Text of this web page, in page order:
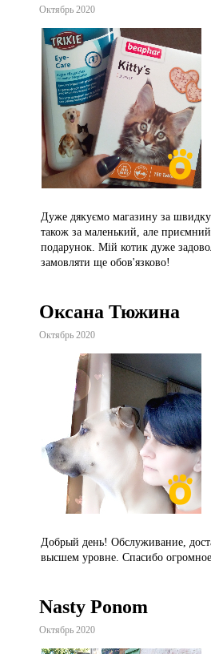
Октябрь 2020
Дуже дякуємо магазину за швидку
також за маленький, але
подарунок. Мій котик дуже
замовляти ще обов'язково!
Оксана Тюжина
Октябрь 2020
Добрый день! Обслуживание,
высшем уровне. Спасибо
Nasty Ponom
Октябрь 2020